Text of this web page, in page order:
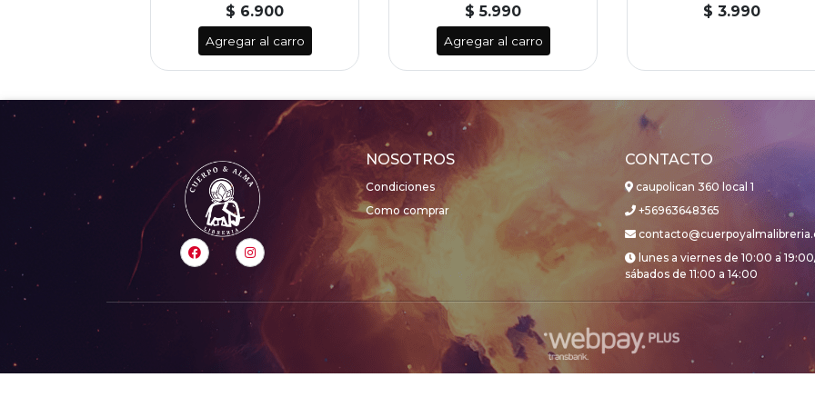
$ 6.900
Agregar al carro
$ 5.990
Agregar al carro
$ 3.990
NOSOTROS
Condiciones
Como comprar
CONTACTO
caupolican 360 local 1
+56963648365
lunes a viernes de 10:00 a
sábados de 11:00 a 14:00